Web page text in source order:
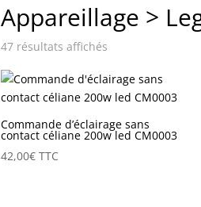
Appareillage >
47 résultats affichés
Commande d’éclairage sans
contact céliane 200w led CM0003
42,00€ TTC